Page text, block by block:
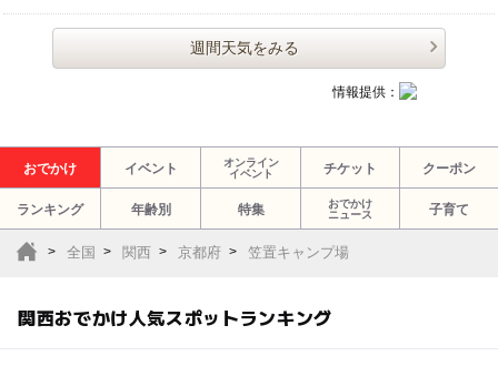
週間天気をみる
情報提供：
おでかけ イベント
オンライン
イベント
チケット クーポン
ランキング 年齢別 特集
おでかけ
ニュース
子育て
全国 関西 京都府 笠置キャンプ場
関西おでかけ人気スポットランキング